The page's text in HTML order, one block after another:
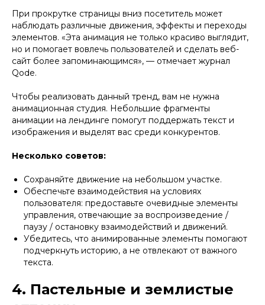
При прокрутке страницы вниз посетитель может
наблюдать различные движения, эффекты и переходы
элементов. «Эта анимация не только красиво выглядит,
но и помогает вовлечь пользователей и сделать веб-
сайт более запоминающимся», — отмечает журнал
Qode.
Чтобы реализовать данный тренд, вам не нужна
анимационная студия. Небольшие фрагменты
анимации на лендинге помогут поддержать текст и
изображения и выделят вас среди конкурентов.
Несколько советов:
Сохраняйте движение на небольшом участке.
Обеспечьте взаимодействия на условиях
пользователя: предоставьте очевидные элементы
управления, отвечающие за воспроизведение /
паузу / остановку взаимодействий и движений.
Убедитесь, что анимированные элементы помогают
подчеркнуть историю, а не отвлекают от важного
текста.
4. Пастельные и землистые